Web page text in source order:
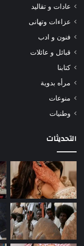
عادات و تقاليد
عزاءات وتهانى
فنون و ادب
قبائل و عائلات
كتابنا
مرأه بدوية
منوعات
وطنيات
التحديثات